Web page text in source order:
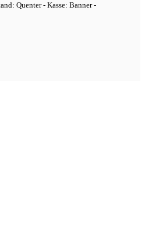
Quenter - Kasse: Banner -